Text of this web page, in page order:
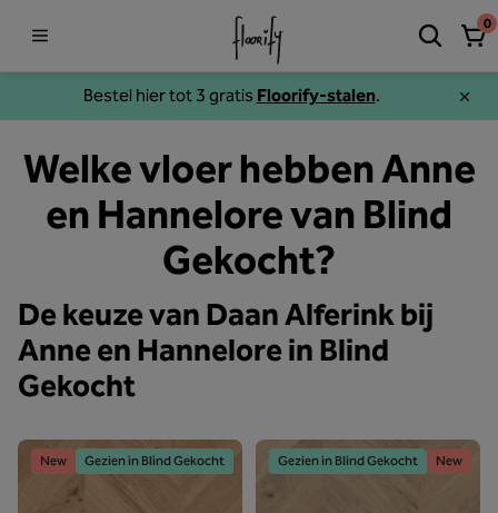
Bestel hier tot 3 gratis Floorify-stalen.
0
Welke vloer hebben Anne
en Hannelore van Blind
Gekocht?
De keuze van Daan Alferink bij
Anne en Hannelore in Blind
Gekocht
New Gezien in Blind Gekocht Gezien in Blind Gekocht New